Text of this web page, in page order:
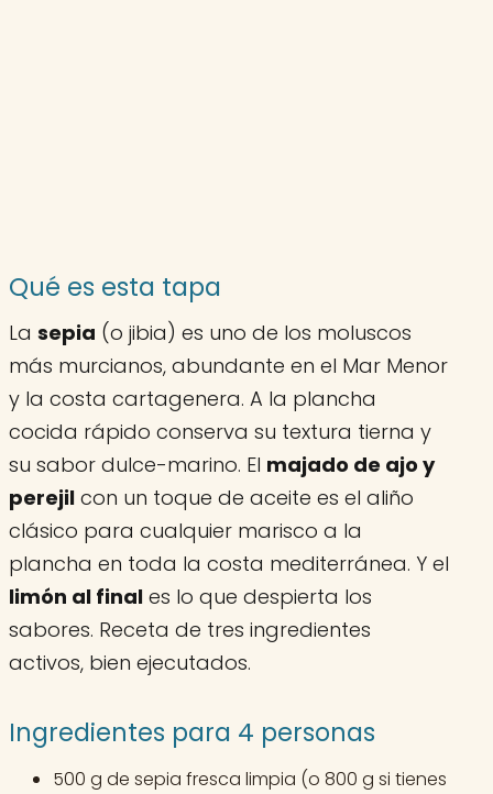
Qué es esta tapa
La sepia (o jibia) es uno de los moluscos
más murcianos, abundante en el Mar Menor
y la costa cartagenera. A la plancha
cocida rápido conserva su textura tierna y
su sabor dulce-marino. El majado de ajo y
perejil con un toque de aceite es el aliño
clásico para cualquier marisco a la
plancha en toda la costa mediterránea. Y el
limón al final es lo que despierta los
sabores. Receta de tres ingredientes
activos, bien ejecutados.
Ingredientes para 4 personas
500 g de sepia fresca limpia (o 800 g si tienes